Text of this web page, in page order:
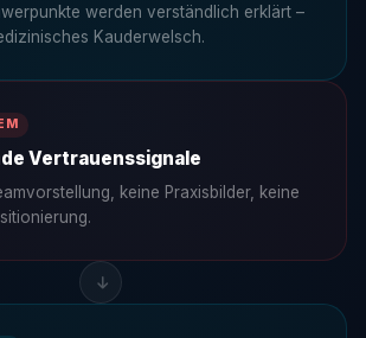
werden verständlich erklärt –
Kauderwelsch.
Vertrauenssignale
keine Praxisbilder, keine